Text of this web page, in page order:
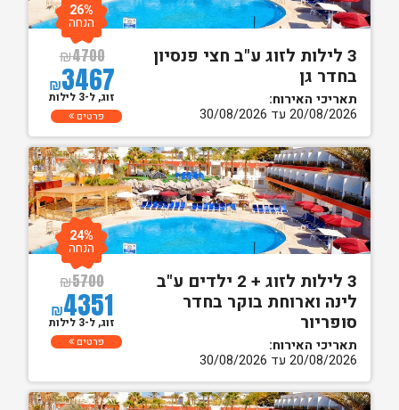
3 לילות לזוג ע"ב חצי פנסיון
בחדר גן
תאריכי האירוח:
20/08/2026 עד 30/08/2026
₪4700
₪3467
26%
הנחה
זוג, ל-3 לילות
פרטים
3 לילות לזוג + 2 ילדים ע"ב
לינה וארוחת בוקר בחדר
סופריור
תאריכי האירוח:
20/08/2026 עד 30/08/2026
₪5700
₪4351
24%
הנחה
זוג, ל-3 לילות
פרטים